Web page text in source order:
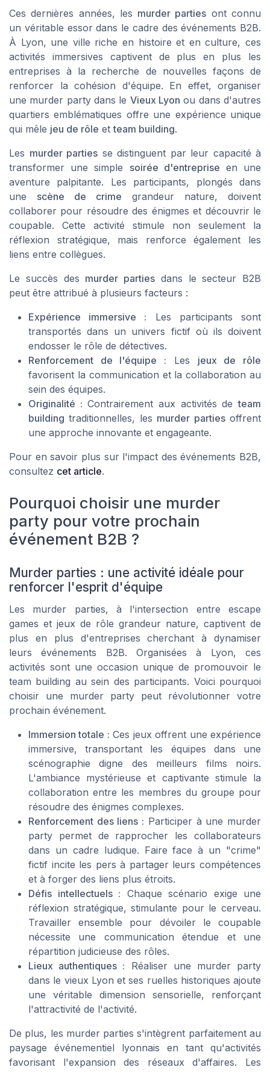
Ces dernières années, les murder parties ont connu
un véritable essor dans le cadre des événements B2B.
À Lyon, une ville riche en histoire et en culture, ces
activités immersives captivent de plus en plus les
entreprises à la recherche de nouvelles façons de
renforcer la cohésion d'équipe. En effet, organiser
une murder partydans le Vieux Lyon ou dans d'autres
quartiers emblématiques offre une expérience unique
qui mêle jeu de rôle etteam building.
Les murder parties se distinguent par leur capacité à
transformer une simple soirée d'entreprise en une
aventure palpitante. Les participants, plongés dans
une scène de crime grandeur nature, doivent
collaborer pour résoudre des énigmes et découvrir le
coupable. Cette activité stimule non seulement la
réflexion stratégique, mais renforce également les
liens entre collègues.
Le succès des murder parties dans le secteur B2B
peut être attribué à plusieurs facteurs :
Expérience immersive : Les participants sont
transportés dans un univers fictif où ils doivent
endosser le rôle de détectives.
Renforcement de l'équipe : Les jeux de rôle
favorisent la communication et la collaboration au
sein des équipes.
Originalité : Contrairement aux activités deteam
building traditionnelles, les murder partiesoffrent
une approche innovante et engageante.
Pour en savoir plus sur l'impact des événements B2B,
consultez cet article.
Pourquoi choisir une murder
party pour votre prochain
événement B2B ?
Murder parties : une activité idéale pour
renforcer l'esprit d'équipe
Les murder parties, à l'intersection entre escape
games et jeux de rôle grandeur nature, captivent de
plus en plus d'entreprises cherchant à dynamiser
leurs événements B2B. Organisées à Lyon, ces
activités sont une occasion unique de promouvoir le
team building au sein des participants. Voici pourquoi
choisir une murder party peut révolutionner votre
prochain événement.
Immersion totale : Ces jeux offrent une expérience
immersive, transportant les équipes dans une
scénographie digne des meilleurs films noirs.
L'ambiance mystérieuse et captivante stimule la
collaboration entre les membres du groupe pour
résoudre des énigmes complexes.
Renforcement des liens : Participer à une murder
party permet de rapprocher les collaborateurs
dans un cadre ludique. Faire face à un "crime"
fictif incite les pers à partager leurs compétences
et à forger des liens plus étroits.
Défis intellectuels : Chaque scénario exige une
réflexion stratégique, stimulante pour le cerveau.
Travailler ensemble pour dévoiler le coupable
nécessite une communication étendue et une
répartition judicieuse des rôles.
Lieux authentiques : Réaliser une murder party
dans le vieux Lyon et ses ruelles historiques ajoute
une véritable dimension sensorielle, renforçant
l'attractivité de l'activité.
De plus, les murder parties s'intègrent parfaitement au
paysage événementiel lyonnais en tant qu'activités
favorisant l'expansion des réseaux d'affaires. Les